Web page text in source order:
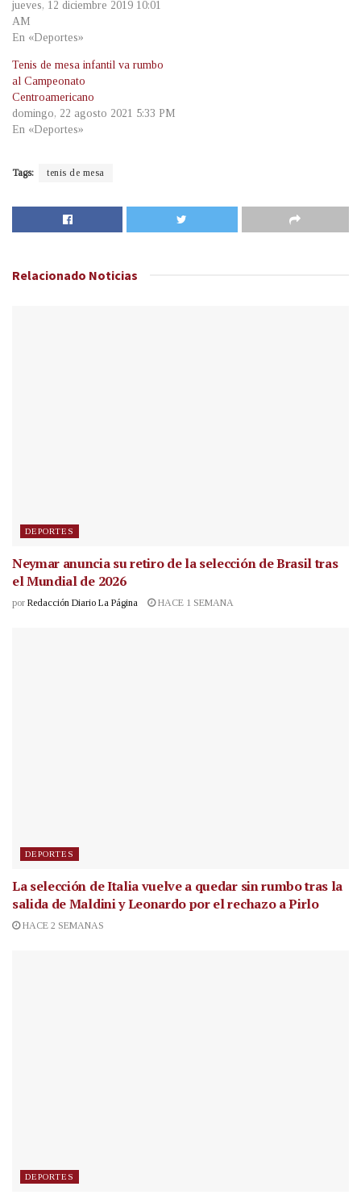
jueves, 12 diciembre 2019 10:01
AM
En «Deportes»
Tenis de mesa infantil va rumbo
al Campeonato
Centroamericano
domingo, 22 agosto 2021 5:33 PM
En «Deportes»
Tags: tenis de mesa
Relacionado Noticias
DEPORTES
Neymar anuncia su retiro de la selección de Brasil tras
el Mundial de 2026
por Redacción Diario La Página HACE 1 SEMANA
DEPORTES
La selección de Italia vuelve a quedar sin rumbo tras la
salida de Maldini y Leonardo por el rechazo a Pirlo
HACE 2 SEMANAS
DEPORTES